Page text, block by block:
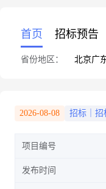
首页 招标预告
省份地区： 北京广
2026-08-08 招标｜招
项目编号
发布时间